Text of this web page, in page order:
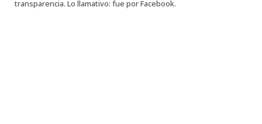
transparencia. Lo llamativo: fue por Facebook.